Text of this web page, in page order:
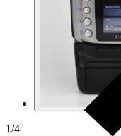
1/4